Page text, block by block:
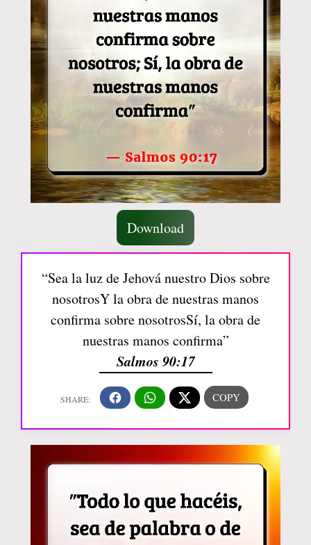
Download
“Sea la luz de Jehová nuestro Dios sobre
nosotrosY la obra de nuestras manos
confirma sobre nosotrosSí, la obra de
nuestras manos confirma”
Salmos 90:17